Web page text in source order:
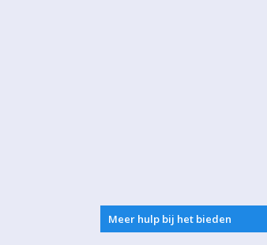
Meer hulp bij het bieden